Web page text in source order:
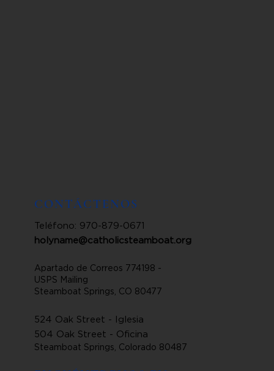
CONTÁCTENOS
Teléfono: 970-879-0671
holyname@catholicsteamboat.org
Apartado de Correos 774198 -
USPS Mailing
Steamboat Springs, CO 80477
524 Oak Street - Iglesia
504 Oak Street - Oficina
Steamboat Springs, Colorado 80487